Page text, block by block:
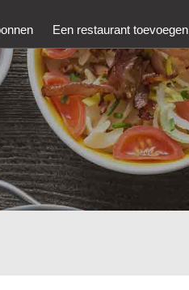
Een restaurant toevoegen